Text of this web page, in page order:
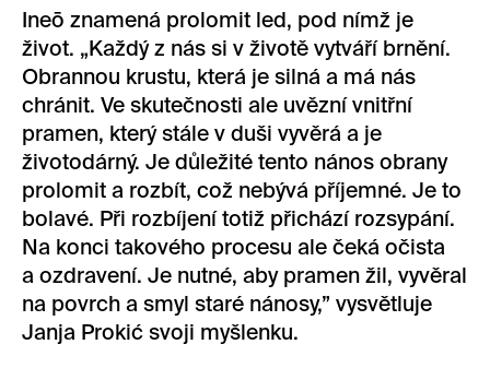
Ineō znamená prolomit led, pod nímž je
život. „Každý z nás si v životě vytváří brnění.
Obrannou krustu, která je silná a má nás
chránit. Ve skutečnosti ale uvězní vnitřní
pramen, který stále v duši vyvěrá a je
životodárný. Je důležité tento nános obrany
prolomit a rozbít, což nebývá příjemné. Je to
bolavé. Při rozbíjení totiž přichází rozsypání.
Na konci takového procesu ale čeká očista
a ozdravení. Je nutné, aby pramen žil, vyvěral
na povrch a smyl staré nánosy,” vysvětluje
Janja Prokić svoji myšlenku.